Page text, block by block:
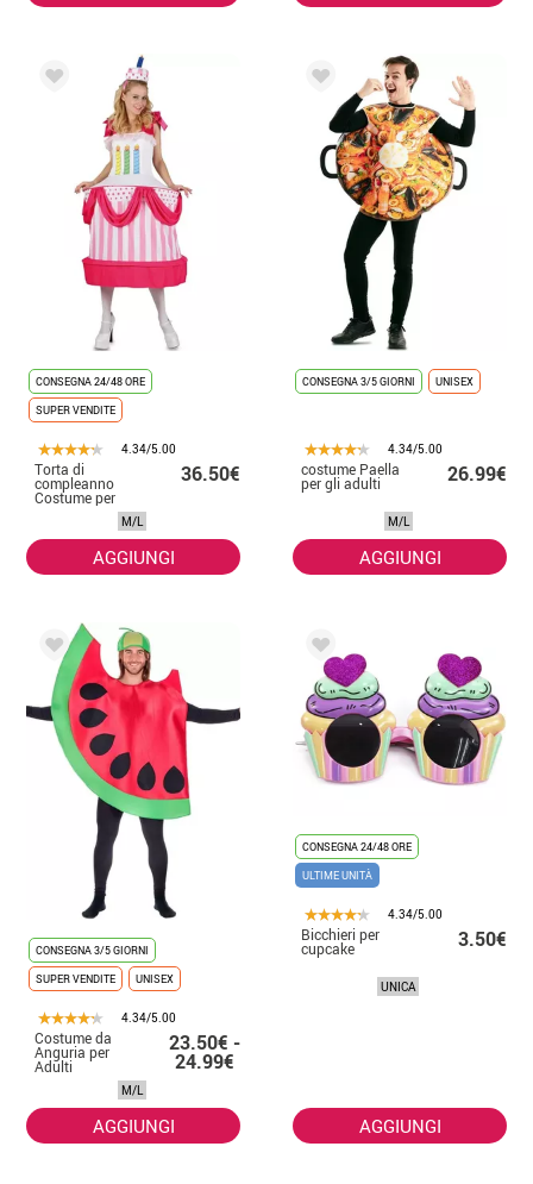
CONSEGNA 24/48 ORE
SUPER VENDITE
4.34/5.00
Torta di
compleanno
Costume per
36.50€
M/L
AGGIUNGI
CONSEGNA 3/5 GIORNI UNISEX
4.34/5.00
costume Paella
per gli adulti 26.99€
M/L
AGGIUNGI
CONSEGNA 3/5 GIORNI
SUPER VENDITE
UNISEX
4.34/5.00
Costume da
Anguria per
Adulti
23.50€ -
24.99€
M/L
AGGIUNGI
CONSEGNA 24/48 ORE
ULTIME UNITÀ
4.34/5.00
Bicchieri per
cupcake 3.50€
UNICA
AGGIUNGI